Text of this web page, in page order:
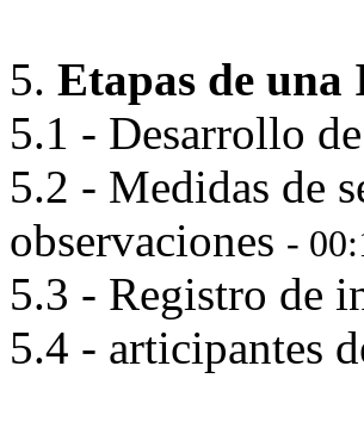
5. Etapas de una
5.1 - Desarrollo
5.2 - Medidas de
observaciones -
5.3 - Registro de
5.4 - articipantes